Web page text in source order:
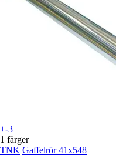
+-3
1 färger
TNK Gaffelrör 41x548